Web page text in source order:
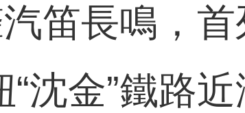
笛長鳴，首
沈金”鐵路